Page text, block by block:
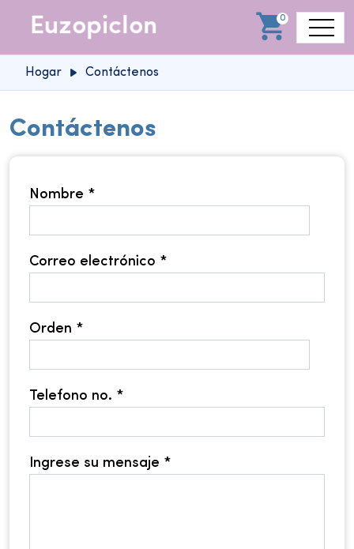
0
Hogar Contáctenos
Contáctenos
Nombre *
Correo electrónico *
Orden *
Telefono no. *
Ingrese su mensaje *